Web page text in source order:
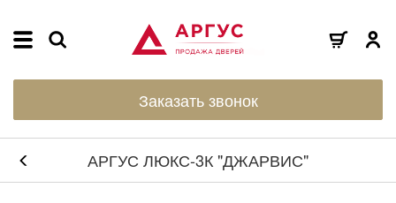
Заказать звонок
АРГУС ЛЮКС-3К "ДЖАРВИС"